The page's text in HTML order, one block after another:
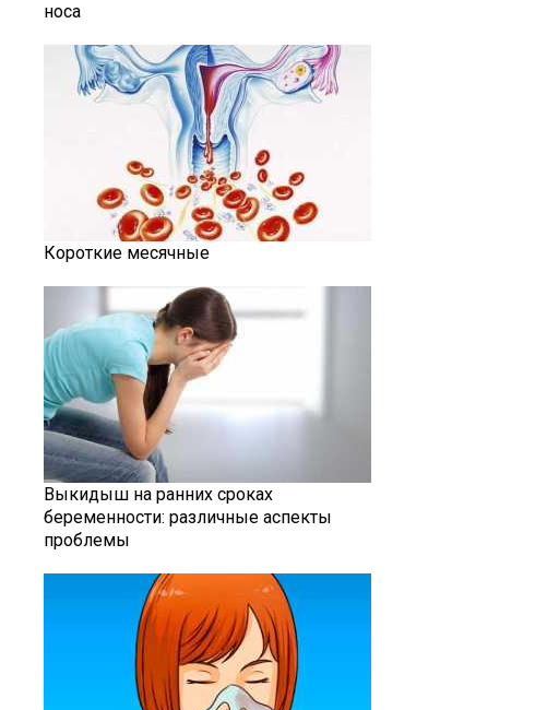
носа
Короткие месячные
Выкидыш на ранних сроках
беременности: различные аспекты
проблемы